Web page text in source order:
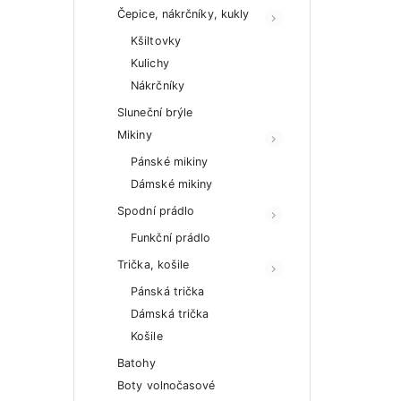
Čepice, nákrčníky, kukly
Kšiltovky
Kulichy
Nákrčníky
Sluneční brýle
Mikiny
Pánské mikiny
Dámské mikiny
Spodní prádlo
Funkční prádlo
Trička, košile
Pánská trička
Dámská trička
Košile
Batohy
Boty volnočasové